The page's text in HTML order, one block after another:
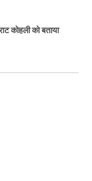
कोहली को बताया